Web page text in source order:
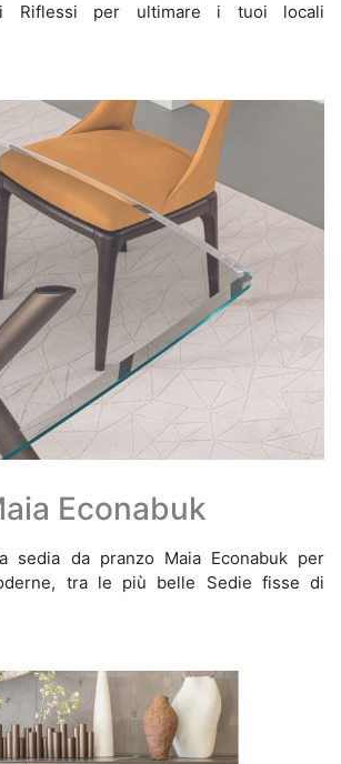
Riflessi per ultimare i tuoi locali
Econabuk
sedia da pranzo Maia Econabuk per
tra le più belle Sedie fisse di